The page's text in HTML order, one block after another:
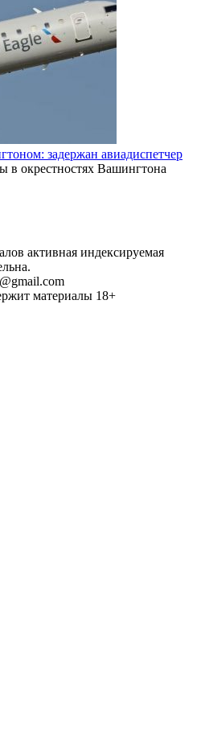
задержан авиадиспетчер
в окрестностях Вашингтона
активная индексируемая
материалы 18+